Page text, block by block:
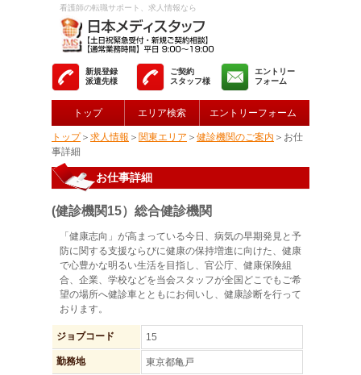
看護師の転職サポート、求人情報なら
新規登録
派遣先様
ご契約
スタッフ様
エントリー
フォーム
トップ エリア検索 エントリーフォーム
トップ＞ 求人情報 ＞ 関東エリア ＞ 健診機関のご案内 ＞お仕
事詳細
お仕事詳細
(健診機関15）総合健診機関
「健康志向」が高まっている今日、病気の早期発見と予
防に関する支援ならびに健康の保持増進に向けた、健康
で心豊かな明るい生活を目指し、官公庁、健康保険組
合、企業、学校などを当会スタッフが全国どこでもご希
望の場所へ健診車とともにお伺いし、健康診断を行って
おります。
ジョブコード 15
勤務地 東京都亀戸